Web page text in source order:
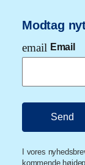
Modtag
email Email
I vores
kommende